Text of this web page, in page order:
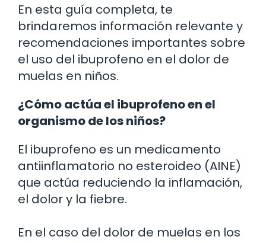
En esta guía completa, te
brindaremos información relevante y
recomendaciones importantes sobre
el uso del ibuprofeno en el dolor de
muelas en niños.
¿Cómo actúa el ibuprofeno en el
organismo de los niños?
El ibuprofeno es un medicamento
antiinflamatorio no esteroideo (AINE)
que actúa reduciendo la inflamación,
el dolor y la fiebre.
En el caso del dolor de muelas en los